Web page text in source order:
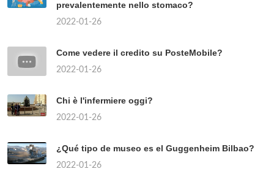
prevalentemente nello stomaco?
2022-01-26
Come vedere il credito su PosteMobile?
2022-01-26
Chi è l'infermiere oggi?
2022-01-26
¿Qué tipo de museo es el Guggenheim Bilbao?
2022-01-26